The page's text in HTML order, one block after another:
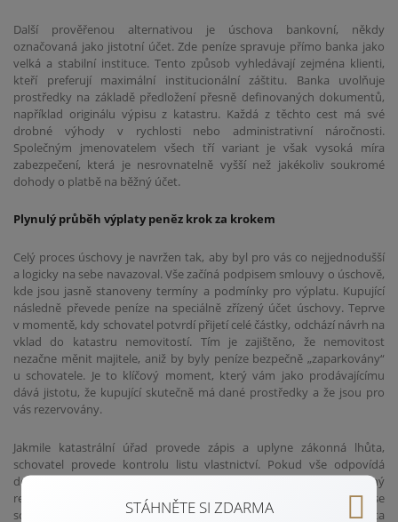
Další prověřenou alternativou je úschova bankovní, někdy
označovaná jako jistotní účet. Zde peníze spravuje přímo banka jako
velká a stabilní instituce. Tento způsob vyhledávají zejména klienti,
kteří preferují maximální institucionální záštitu. Banka uvolňuje
prostředky na základě předložení přesně definovaných dokumentů,
například originálu výpisu z katastru. Každá z těchto cest má své
drobné výhody v rychlosti nebo administrativní náročnosti.
Společným jmenovatelem všech tří variant je však vysoká míra
zabezpečení, která je nesrovnatelně vyšší než jakékoliv soukromé
dohody o platbě na běžný účet.
Plynulý průběh výplaty peněz krok za krokem
Celý proces úschovy je navržen tak, aby byl pro vás co nejjednodušší
a logicky na sebe navazoval. Vše začíná podpisem smlouvy o úschově,
kde jsou jasně stanoveny termíny a podmínky pro výplatu. Kupující
následně převede peníze na speciálně zřízený účet úschovy. Teprve
v momentě, kdy schovatel potvrdí přijetí celé částky, odchází návrh na
vklad do katastru nemovitostí. Tím je zajištěno, že nemovitost
nezačne měnit majitele, aniž by byly peníze bezpečně „zaparkovány“
u schovatele. Je to klíčový moment, který vám jako prodávajícímu
dává jistotu, že kupující skutečně má dané prostředky a že jsou pro
vás rezervovány.
Jakmile katastrální úřad provede zápis a uplyne zákonná lhůta,
schovatel provede kontrolu listu vlastnictví. Pokud vše odpovídá
dohodě, peníze jsou obratem odeslány na váš bankovní účet. Zkušený
realitní specialista po celou dobu dohlíží na komunikaci se
schovatelem i katastrem, aby nedošlo k žádnému zdržení. Celá cesta
STÁHNĚTE SI ZDARMA